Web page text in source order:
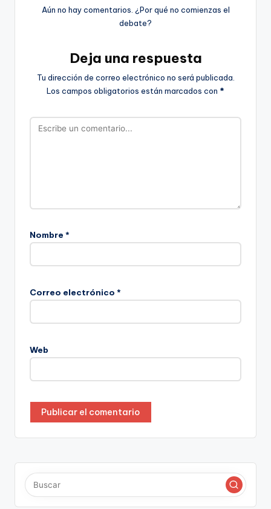
Aún no hay comentarios. ¿Por qué no comienzas el
debate?
Deja una respuesta
Tu dirección de correo electrónico no será publicada.
Los campos obligatorios están marcados con *
Nombre *
Correo electrónico *
Web